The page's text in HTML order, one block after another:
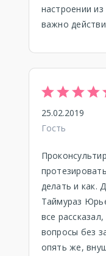
настроении
важно
25.02.2019
Гость
делать и как.
Таймураз
все
вопросы без
опять же,